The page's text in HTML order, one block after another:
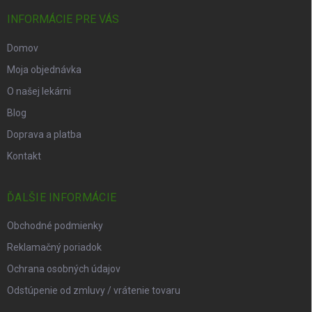
INFORMÁCIE PRE VÁS
Domov
Moja objednávka
O našej lekárni
Blog
Doprava a platba
Kontakt
ĎALŠIE INFORMÁCIE
Obchodné podmienky
Reklamačný poriadok
Ochrana osobných údajov
Odstúpenie od zmluvy / vrátenie tovaru